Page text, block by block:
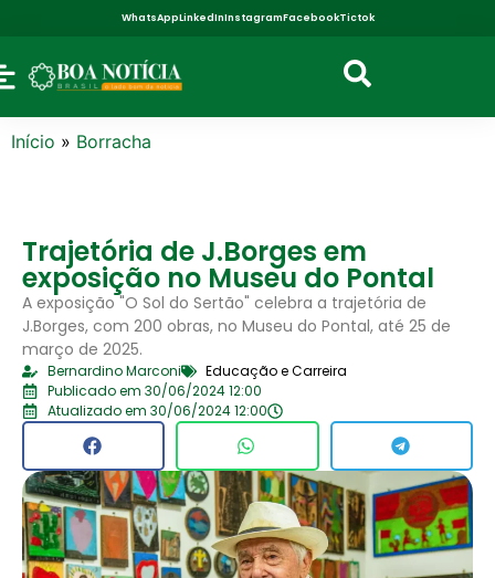
WhatsAppLinkedInInstagramFacebookTictok
Início » Borracha
Trajetória de J.Borges em
exposição no Museu do Pontal
A exposição "O Sol do Sertão" celebra a trajetória de
J.Borges, com 200 obras, no Museu do Pontal, até 25 de
março de 2025.
Bernardino Marconi
Educação e Carreira
Publicado em 30/06/2024 12:00
Atualizado em 30/06/2024 12:00